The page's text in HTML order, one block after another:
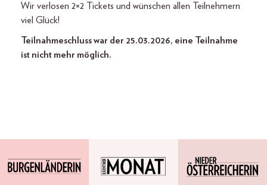
Wir verlosen 2×2 Tickets und wünschen allen Teilnehmern
viel Glück!
Teilnahmeschluss war der 25.03.2026, eine Teilnahme
ist nicht mehr möglich.